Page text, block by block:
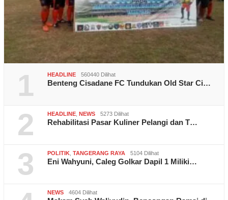
1 HEADLINE 560440 Dilihat
Benteng Cisadane FC Tundukan Old Star Ci…
2 HEADLINE NEWS 5273 Dilihat
Rehabilitasi Pasar Kuliner Pelangi dan T…
3 POLITIK TANGERANG RAYA 5104 Dilihat
Eni Wahyuni, Caleg Golkar Dapil 1 Miliki…
NEWS 4604 Dilihat